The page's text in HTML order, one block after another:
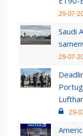
29-07-
Saudi
29-07-
29-